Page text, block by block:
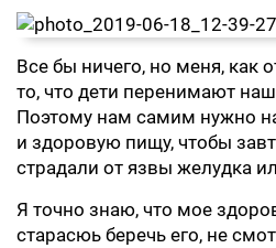
Все бы ничего, но меня, как
то, что дети перенимают
Поэтому нам самим нужно
и здоровую пищу, чтобы
страдали от язвы желудка
Я точно знаю, что мое
старасюь беречь его, не